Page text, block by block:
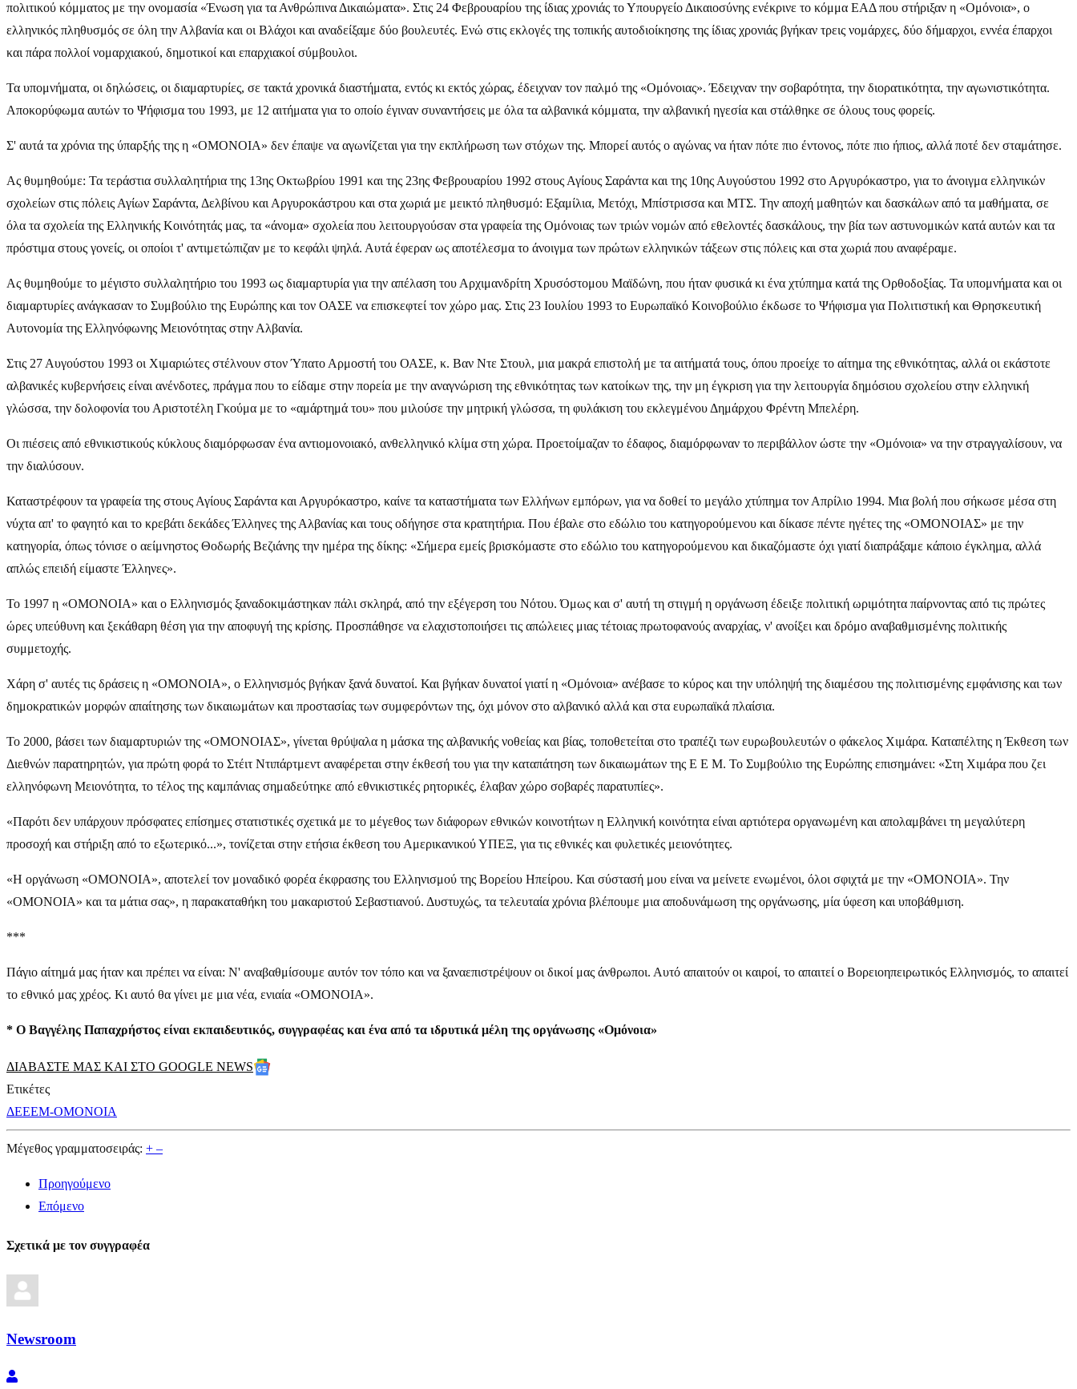
πολιτικού κόμματος με την ονομασία «Ένωση για τα Ανθρώπινα Δικαιώματα». Στις 24 Φεβρουαρίου της ίδιας χρονιάς το Υπουργείο Δικαιοσύνης ενέκρινε το κόμμα ΕΑΔ που στήριξαν η «Ομόνοια», ο
ελληνικός πληθυσμός σε όλη την Αλβανία και οι Βλάχοι και αναδείξαμε δύο βουλευτές. Ενώ στις εκλογές της τοπικής αυτοδιοίκησης της ίδιας χρονιάς βγήκαν τρεις νομάρχες, δύο δήμαρχοι, εννέα έπαρχοι
και πάρα πολλοί νομαρχιακού, δημοτικοί και επαρχιακοί σύμβουλοι.
Τα υπομνήματα, οι δηλώσεις, οι διαμαρτυρίες, σε τακτά χρονικά διαστήματα, εντός κι εκτός χώρας, έδειχναν τον παλμό της «Ομόνοιας». Έδειχναν την σοβαρότητα, την διορατικότητα, την αγωνιστικότητα.
Αποκορύφωμα αυτών το Ψήφισμα του 1993, με 12 αιτήματα για το οποίο έγιναν συναντήσεις με όλα τα αλβανικά κόμματα, την αλβανική ηγεσία και στάλθηκε σε όλους τους φορείς.
Σ' αυτά τα χρόνια της ύπαρξής της η «ΟMONOIA» δεν έπαψε να αγωνίζεται για την εκπλήρωση των στόχων της. Μπορεί αυτός ο αγώνας να ήταν πότε πιο έντονος, πότε πιο ήπιος, αλλά ποτέ δεν σταμάτησε.
Ας θυμηθούμε: Τα τεράστια συλλαλητήρια της 13ης Οκτωβρίου 1991 και της 23ης Φεβρουαρίου 1992 στους Αγίους Σαράντα και της 10ης Αυγούστου 1992 στο Αργυρόκαστρο, για το άνοιγμα ελληνικών
σχολείων στις πόλεις Αγίων Σαράντα, Δελβίνου και Αργυροκάστρου και στα χωριά με μεικτό πληθυσμό: Εξαμίλια, Μετόχι, Μπίστρισσα και ΜΤΣ. Την αποχή μαθητών και δασκάλων από τα μαθήματα, σε
όλα τα σχολεία της Ελληνικής Κοινότητάς μας, τα «άνομα» σχολεία που λειτουργούσαν στα γραφεία της Ομόνοιας των τριών νομών από εθελοντές δασκάλους, την βία των αστυνομικών κατά αυτών και τα
πρόστιμα στους γονείς, οι οποίοι τ' αντιμετώπιζαν με το κεφάλι ψηλά. Αυτά έφεραν ως αποτέλεσμα το άνοιγμα των πρώτων ελληνικών τάξεων στις πόλεις και στα χωριά που αναφέραμε.
Ας θυμηθούμε το μέγιστο συλλαλητήριο του 1993 ως διαμαρτυρία για την απέλαση του Αρχιμανδρίτη Χρυσόστομου Μαϊδώνη, που ήταν φυσικά κι ένα χτύπημα κατά της Ορθοδοξίας. Τα υπομνήματα και οι
διαμαρτυρίες ανάγκασαν το Συμβούλιο της Ευρώπης και τον ΟΑΣΕ να επισκεφτεί τον χώρο μας. Στις 23 Ιουλίου 1993 το Ευρωπαϊκό Κοινοβούλιο έκδωσε το Ψήφισμα για Πολιτιστική και Θρησκευτική
Αυτονομία της Ελληνόφωνης Μειονότητας στην Αλβανία.
Στις 27 Αυγούστου 1993 οι Χιμαριώτες στέλνουν στον Ύπατο Αρμοστή του ΟΑΣΕ, κ. Βαν Ντε Στουλ, μια μακρά επιστολή με τα αιτήματά τους, όπου προείχε το αίτημα της εθνικότητας, αλλά οι εκάστοτε
αλβανικές κυβερνήσεις είναι ανένδοτες, πράγμα που το είδαμε στην πορεία με την αναγνώριση της εθνικότητας των κατοίκων της, την μη έγκριση για την λειτουργία δημόσιου σχολείου στην ελληνική
γλώσσα, την δολοφονία του Αριστοτέλη Γκούμα με το «αμάρτημά του» που μιλούσε την μητρική γλώσσα, τη φυλάκιση του εκλεγμένου Δημάρχου Φρέντη Μπελέρη.
Οι πιέσεις από εθνικιστικούς κύκλους διαμόρφωσαν ένα αντιομονοιακό, ανθελληνικό κλίμα στη χώρα. Προετοίμαζαν το έδαφος, διαμόρφωναν το περιβάλλον ώστε την «Ομόνοια» να την στραγγαλίσουν, να
την διαλύσουν.
Καταστρέφουν τα γραφεία της στους Αγίους Σαράντα και Αργυρόκαστρο, καίνε τα καταστήματα των Ελλήνων εμπόρων, για να δοθεί το μεγάλο χτύπημα τον Απρίλιο 1994. Μια βολή που σήκωσε μέσα στη
νύχτα απ' το φαγητό και το κρεβάτι δεκάδες Έλληνες της Αλβανίας και τους οδήγησε στα κρατητήρια. Που έβαλε στο εδώλιο του κατηγορούμενου και δίκασε πέντε ηγέτες της «ΟΜΟΝΟΙΑΣ» με την
κατηγορία, όπως τόνισε ο αείμνηστος Θοδωρής Βεζιάνης την ημέρα της δίκης: «Σήμερα εμείς βρισκόμαστε στο εδώλιο του κατηγορούμενου και δικαζόμαστε όχι γιατί διαπράξαμε κάποιο έγκλημα, αλλά
απλώς επειδή είμαστε Έλληνες».
Το 1997 η «ΟΜΟΝΟΙΑ» και ο Ελληνισμός ξαναδοκιμάστηκαν πάλι σκληρά, από την εξέγερση του Νότου. Όμως και σ' αυτή τη στιγμή η οργάνωση έδειξε πολιτική ωριμότητα παίρνοντας από τις πρώτες
ώρες υπεύθυνη και ξεκάθαρη θέση για την αποφυγή της κρίσης. Προσπάθησε να ελαχιστοποιήσει τις απώλειες μιας τέτοιας πρωτοφανούς αναρχίας, ν' ανοίξει και δρόμο αναβαθμισμένης πολιτικής
συμμετοχής.
Χάρη σ' αυτές τις δράσεις η «ΟΜΟΝΟΙΑ», ο Ελληνισμός βγήκαν ξανά δυνατοί. Και βγήκαν δυνατοί γιατί η «Ομόνοια» ανέβασε το κύρος και την υπόληψή της διαμέσου της πολιτισμένης εμφάνισης και των
δημοκρατικών μορφών απαίτησης των δικαιωμάτων και προστασίας των συμφερόντων της, όχι μόνον στο αλβανικό αλλά και στα ευρωπαϊκά πλαίσια.
Το 2000, βάσει των διαμαρτυριών της «ΟΜΟΝΟΙΑΣ», γίνεται θρύψαλα η μάσκα της αλβανικής νοθείας και βίας, τοποθετείται στο τραπέζι των ευρωβουλευτών ο φάκελος Χιμάρα. Καταπέλτης η Έκθεση των
Διεθνών παρατηρητών, για πρώτη φορά το Στέιτ Ντιπάρτμεντ αναφέρεται στην έκθεσή του για την καταπάτηση των δικαιωμάτων της Ε Ε Μ. Το Συμβούλιο της Ευρώπης επισημάνει: «Στη Χιμάρα που ζει
ελληνόφωνη Μειονότητα, το τέλος της καμπάνιας σημαδεύτηκε από εθνικιστικές ρητορικές, έλαβαν χώρο σοβαρές παρατυπίες».
«Παρότι δεν υπάρχουν πρόσφατες επίσημες στατιστικές σχετικά με το μέγεθος των διάφορων εθνικών κοινοτήτων η Ελληνική κοινότητα είναι αρτιότερα οργανωμένη και απολαμβάνει τη μεγαλύτερη
προσοχή και στήριξη από το εξωτερικό...», τονίζεται στην ετήσια έκθεση του Αμερικανικού ΥΠΕΞ, για τις εθνικές και φυλετικές μειονότητες.
«Η οργάνωση «ΟΜΟΝΟΙΑ», αποτελεί τον μοναδικό φορέα έκφρασης του Ελληνισμού της Βορείου Ηπείρου. Και σύστασή μου είναι να μείνετε ενωμένοι, όλοι σφιχτά με την «ΟΜΟΝΟΙΑ». Την
«ΟΜΟΝΟΙΑ» και τα μάτια σας», η παρακαταθήκη του μακαριστού Σεβαστιανού. Δυστυχώς, τα τελευταία χρόνια βλέπουμε μια αποδυνάμωση της οργάνωσης, μία ύφεση και υποβάθμιση.
***
Πάγιο αίτημά μας ήταν και πρέπει να είναι: Ν' αναβαθμίσουμε αυτόν τον τόπο και να ξαναεπιστρέψουν οι δικοί μας άνθρωποι. Αυτό απαιτούν οι καιροί, το απαιτεί ο Βορειοηπειρωτικός Ελληνισμός, το απαιτεί
το εθνικό μας χρέος. Κι αυτό θα γίνει με μια νέα, ενιαία «ΟΜΟΝΟΙΑ».
* Ο Βαγγέλης Παπαχρήστος είναι εκπαιδευτικός, συγγραφέας και ένα από τα ιδρυτικά μέλη της οργάνωσης «Ομόνοια»
ΔΙΑΒΑΣΤΕ ΜΑΣ ΚΑΙ ΣΤΟ GOOGLE NEWS
Ετικέτες
ΔΕΕΕΜ-ΟΜΟΝΟΙΑ
Μέγεθος γραμματοσειράς: + –
Προηγούμενο
Επόμενο
Σχετικά με τον συγγραφέα
Newsroom
Newsroom